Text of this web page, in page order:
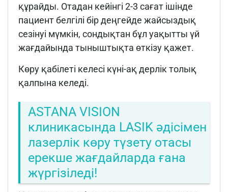
құрайды. Отадан кейінгі 2-3 сағат ішінде
пациент белгілі бір деңгейде жайсыздық
сезінуі мүмкін, сондықтан бұл уақытты үй
жағдайында тыныштықта өткізу қажет.
Көру қабілеті келесі күні-ақ дерлік толық
қалпына келеді.
ASTANA VISION
клиникасында LASIK әдісімен
лазерлік көру түзету отасы
ерекше жағдайларда ғана
жүргізіледі!